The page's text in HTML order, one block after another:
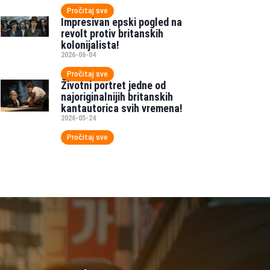
Pročitaj sve
Impresivan epski pogled na
revolt protiv britanskih
kolonijalista!
2026-06-04
Pročitaj sve
Životni portret jedne od
najoriginalnijih britanskih
kantautorica svih vremena!
2026-05-24
Pročitaj sve